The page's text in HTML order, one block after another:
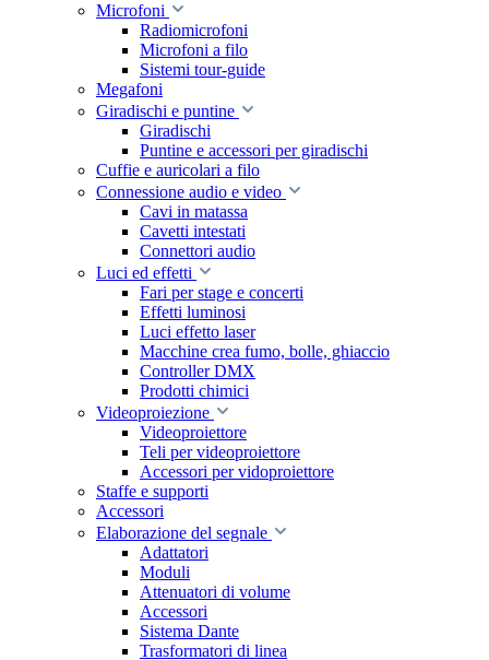
Microfoni
Radiomicrofoni
Microfoni a filo
Sistemi tour-guide
Megafoni
Giradischi e puntine
Giradischi
Puntine e accessori per giradischi
Cuffie e auricolari a filo
Connessione audio e video
Cavi in matassa
Cavetti intestati
Connettori audio
Luci ed effetti
Fari per stage e concerti
Effetti luminosi
Luci effetto laser
Macchine crea fumo, bolle, ghiaccio
Controller DMX
Prodotti chimici
Videoproiezione
Videoproiettore
Teli per videoproiettore
Accessori per vidoproiettore
Staffe e supporti
Accessori
Elaborazione del segnale
Adattatori
Moduli
Attenuatori di volume
Accessori
Sistema Dante
Trasformatori di linea